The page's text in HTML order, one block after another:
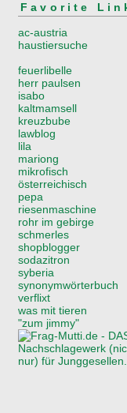
Favorite
ac-austria
haustiersuche
feuerlibelle
herr paulsen
isabo
kaltmamsell
kreuzbube
lawblog
lila
mariong
mikrofisch
österreichisch
pepa
riesenmaschine
rohr im gebirge
schmerles
shopblogger
sodazitron
syberia
synonymwörterbuch
verflixt
was mit tieren
"zum jimmy"